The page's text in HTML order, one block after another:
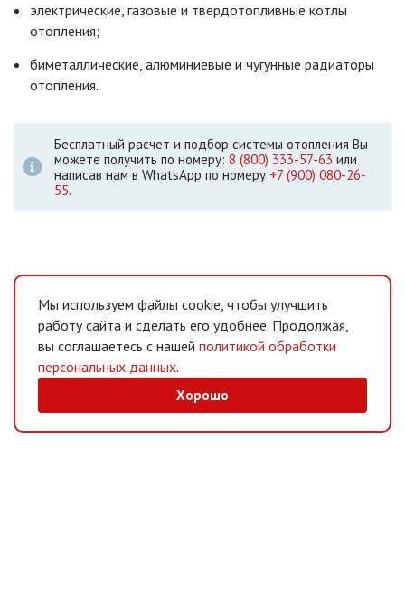
электрические, газовые и твердотопливные котлы
отопления;
биметаллические, алюминиевые и чугунные радиаторы
отопления.
Бесплатный расчет и подбор системы отопления Вы
можете получить по номеру: 8 (800) 333-57-63 или
написав нам в WhatsApp по номеру +7 (900) 080-26-
55.
Мы используем файлы cookie, чтобы улучшить
работу сайта и сделать его удобнее. Продолжая,
вы соглашаетесь с нашей политикой обработки
персональных данных.
Хорошо